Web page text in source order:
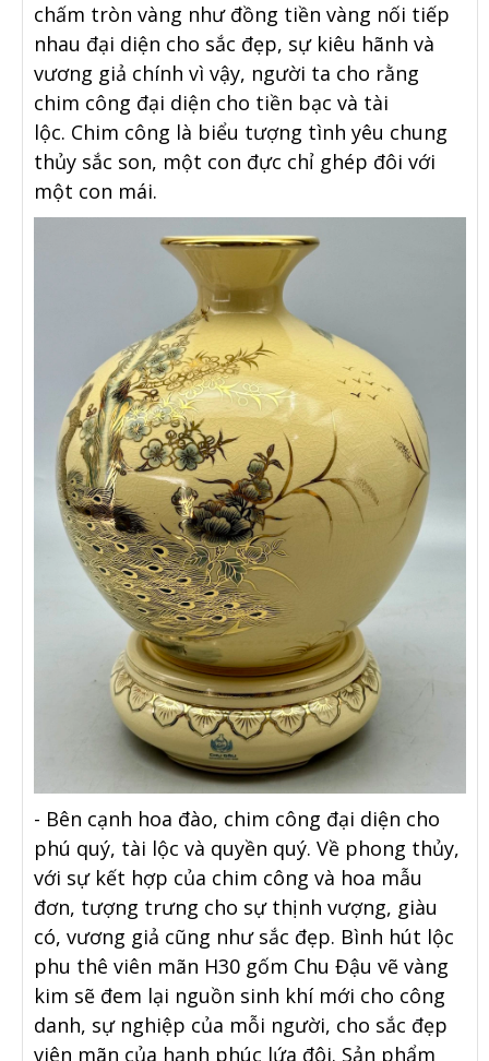
chấm tròn vàng như đồng tiền vàng nối tiếp
nhau đại diện cho sắc đẹp, sự kiêu hãnh và
vương giả chính vì vậy, người ta cho rằng
chim công đại diện cho tiền bạc và tài
lộc. Chim công là biểu tượng tình yêu chung
thủy sắc son, một con đực chỉ ghép đôi với
một con mái.
- Bên cạnh hoa đào, chim công đại diện cho
phú quý, tài lộc và quyền quý. Về phong thủy,
với sự kết hợp của chim công và hoa mẫu
đơn, tượng trưng cho sự thịnh vượng, giàu
có, vương giả cũng như sắc đẹp. Bình hút lộc
phu thê viên mãn H30 gốm Chu Đậu vẽ vàng
kim sẽ đem lại nguồn sinh khí mới cho công
danh, sự nghiệp của mỗi người, cho sắc đẹp
viên mãn của hạnh phúc lứa đôi. Sản phẩm